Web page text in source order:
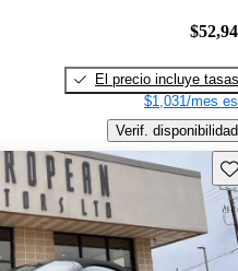
El precio incluye tasas
$1,031/mes
Verif. disponibilidad